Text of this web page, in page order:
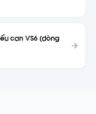
can VS6 (dòng